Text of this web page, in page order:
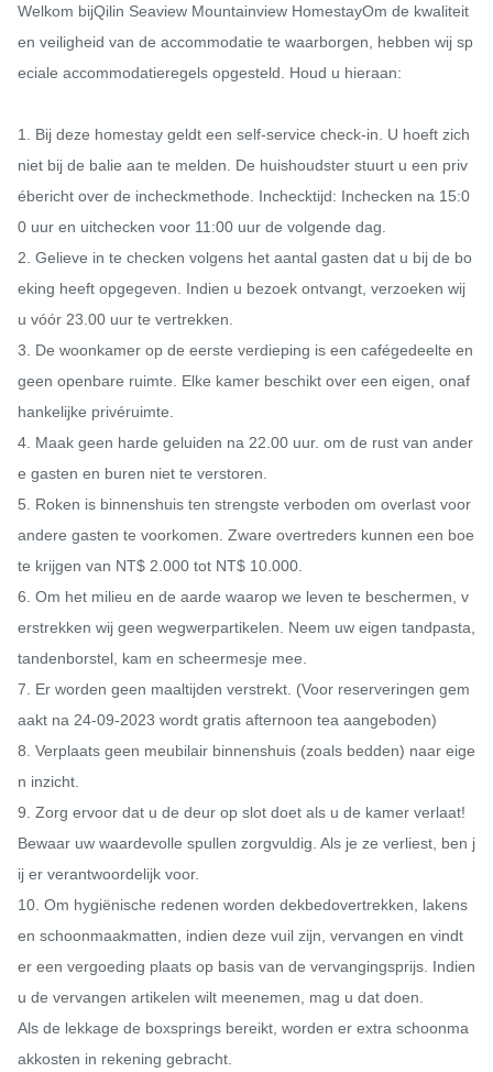
Welkom bijQilin Seaview Mountainview HomestayOm de kwaliteit
en veiligheid van de accommodatie te waarborgen, hebben wij sp
eciale accommodatieregels opgesteld. Houd u hieraan:
1. Bij deze homestay geldt een self-service check-in. U hoeft zich
niet bij de balie aan te melden. De huishoudster stuurt u een priv
ébericht over de incheckmethode. Inchecktijd: Inchecken na 15:0
0 uur en uitchecken voor 11:00 uur de volgende dag.
2. Gelieve in te checken volgens het aantal gasten dat u bij de bo
eking heeft opgegeven. Indien u bezoek ontvangt, verzoeken wij
u vóór 23.00 uur te vertrekken.
3. De woonkamer op de eerste verdieping is een cafégedeelte en
geen openbare ruimte. Elke kamer beschikt over een eigen, onaf
hankelijke privéruimte.
4. Maak geen harde geluiden na 22.00 uur. om de rust van ander
e gasten en buren niet te verstoren.
5. Roken is binnenshuis ten strengste verboden om overlast voor
andere gasten te voorkomen. Zware overtreders kunnen een boe
te krijgen van NT$ 2.000 tot NT$ 10.000.
6. Om het milieu en de aarde waarop we leven te beschermen, v
erstrekken wij geen wegwerpartikelen. Neem uw eigen tandpasta,
tandenborstel, kam en scheermesje mee.
7. Er worden geen maaltijden verstrekt. (Voor reserveringen gem
aakt na 24-09-2023 wordt gratis afternoon tea aangeboden)
8. Verplaats geen meubilair binnenshuis (zoals bedden) naar eige
n inzicht.
9. Zorg ervoor dat u de deur op slot doet als u de kamer verlaat!
Bewaar uw waardevolle spullen zorgvuldig. Als je ze verliest, ben j
ij er verantwoordelijk voor.
10. Om hygiënische redenen worden dekbedovertrekken, lakens
en schoonmaakmatten, indien deze vuil zijn, vervangen en vindt
er een vergoeding plaats op basis van de vervangingsprijs. Indien
u de vervangen artikelen wilt meenemen, mag u dat doen.
Als de lekkage de boxsprings bereikt, worden er extra schoonma
akkosten in rekening gebracht.